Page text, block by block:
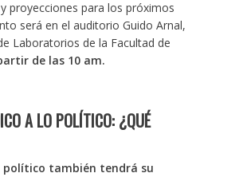
proyecciones para los próximos
será en el auditorio Guido Arnal,
Laboratorios de la Facultad de
de las 10 am.
A LO POLÍTICO: ¿QUÉ
político también tendrá su